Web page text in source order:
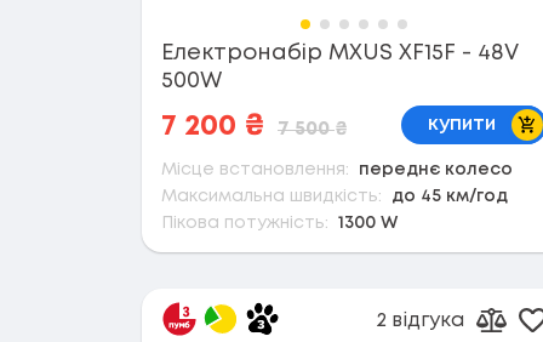
Електронабір MXUS XF15F - 48V
500W
7 200 ₴ 7 500₴ купити В
Місце встановлення:
переднє колесо
Максимальна швидкість:
до 45 км/год
Пікова потужність:
1300 W
2 відгука